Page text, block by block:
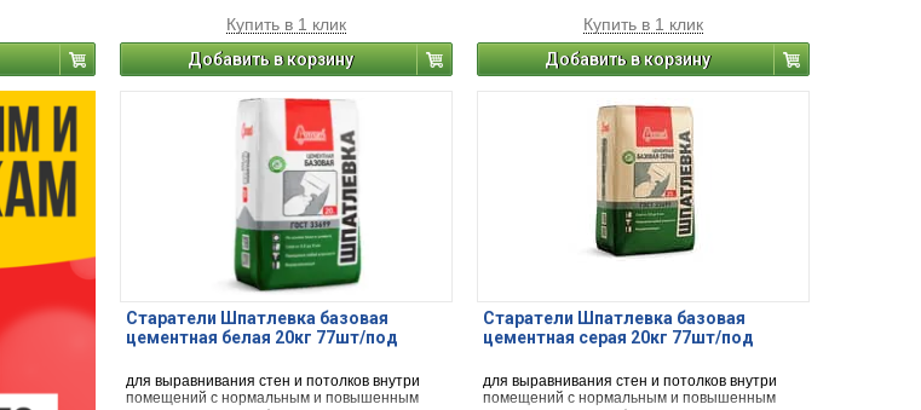
Купить в 1 клик
Добавить в корзину
Купить в 1 клик
Добавить в корзину
Старатели Шпатлевка базовая
цементная белая 20кг 77шт/под
для выравнивания стен и потолков внутри
помещений с нормальным и повышенным
Старатели Шпатлевка базовая
цементная серая 20кг 77шт/под
для выравнивания стен и потолков внутри
помещений с нормальным и повышенным